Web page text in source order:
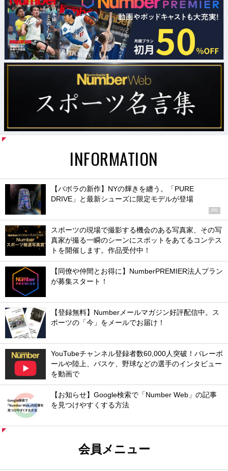
INFORMATION
【バボラの新作】NYの輝きを纏う。「PURE
DRIVE」と最新シューズに限定モデルが登場
PR
スポーツの現場で撮影する機会のある写真家、その写
真家が撮る一瞬のシーンにスポットをあてるコンテス
トを開催します。作品受付中！
【同僚や仲間とお得に】NumberPREMIER法人プラン
が募集スタート！
【登録無料】Numberメールマガジン好評配信中。ス
ポーツの「今」をメールでお届け！
YouTubeチャンネル登録者数60,000人突破！バレーボ
ールや陸上、バスケ、野球などの選手のインタビュー
を動画で
【お知らせ】Google検索で「Number Web」の記事
を見つけやすくする方法
会員メニュー